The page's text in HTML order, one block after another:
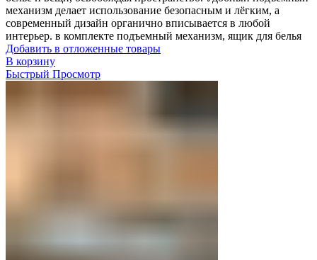
механизм делает использование безопасным и лёгким, а
современный дизайн органично вписывается в любой
интерьер. в комплекте подъемный механизм, ящик для белья
Добавить в отложенные товары
В корзину
Быстрый Просмотр